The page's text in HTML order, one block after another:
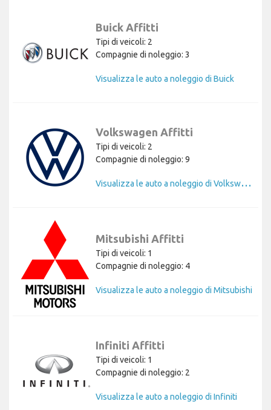
Buick Affitti
Tipi di veicoli: 2
Compagnie di noleggio: 3
Visualizza le auto a noleggio di Buick
Volkswagen Affitti
Tipi di veicoli: 2
Compagnie di noleggio: 9
V
isualizza le auto a noleggio di Volkswagen
Mitsubishi Affitti
Tipi di veicoli: 1
Compagnie di noleggio: 4
Visualizza le auto a noleggio di Mitsubishi
Infiniti Affitti
Tipi di veicoli: 1
Compagnie di noleggio: 2
Visualizza le auto a noleggio di Infiniti